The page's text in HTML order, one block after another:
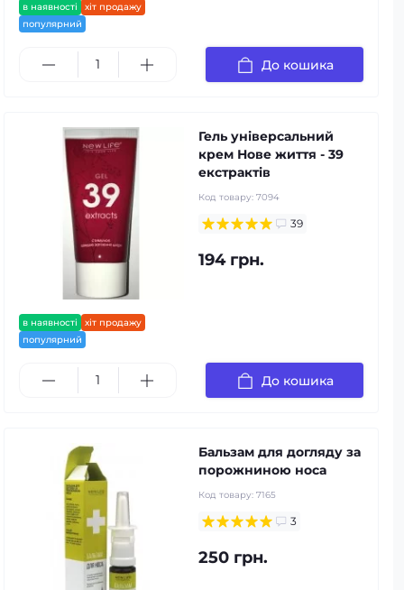
в наявності
хіт продажу
популярний
До кошика
в наявності
хіт продажу
популярний
Гель універсальний
крем Нове життя - 39
екстрактів
Код товару: 7094
39
194 грн.
До кошика
Бальзам для догляду за
порожниною носа
Код товару: 7165
3
250 грн.